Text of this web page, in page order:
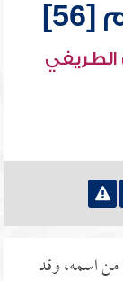
الطريفي
اسمه، وقد